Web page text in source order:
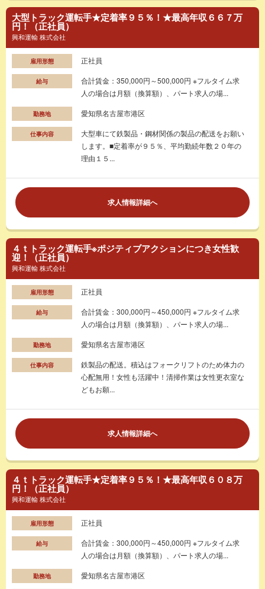
大型トラック運転手★定着率９５％！★最高年収６６７万
円！（正社員）
興和運輸 株式会社
雇用形態 正社員
給与
合計賃金：350,000円～500,000円 ※フルタイム求
人の場合は月額（換算額）、パート求人の場...
勤務地 愛知県名古屋市港区
仕事内容
大型車にて鉄製品・鋼材関係の製品の配送をお願い
します。■定着率が９５％、平均勤続年数２０年の
理由１５...
求人情報詳細へ
４ｔトラック運転手※ポジティブアクションにつき女性歓
迎！（正社員）
興和運輸 株式会社
雇用形態 正社員
給与
合計賃金：300,000円～450,000円 ※フルタイム求
人の場合は月額（換算額）、パート求人の場...
勤務地 愛知県名古屋市港区
仕事内容
鉄製品の配送。積込はフォークリフトのため体力の
心配無用！女性も活躍中！清掃作業は女性更衣室な
どもお願...
求人情報詳細へ
４ｔトラック運転手★定着率９５％！★最高年収６０８万
円！（正社員）
興和運輸 株式会社
雇用形態 正社員
給与
合計賃金：300,000円～450,000円 ※フルタイム求
人の場合は月額（換算額）、パート求人の場...
勤務地 愛知県名古屋市港区